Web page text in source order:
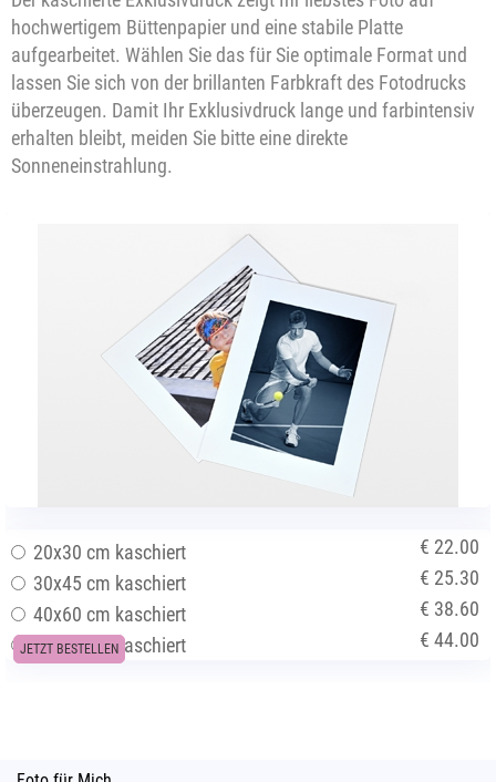
hochwertigem Büttenpapier und eine stabile Platte
aufgearbeitet. Wählen Sie das für Sie optimale Format und
lassen Sie sich von der brillanten Farbkraft des Fotodrucks
überzeugen. Damit Ihr Exklusivdruck lange und farbintensiv
erhalten bleibt, meiden Sie bitte eine direkte
Sonneneinstrahlung.
20x30 cm kaschiert
€ 22.00
30x45 cm kaschiert
€ 25.30
40x60 cm kaschiert
€ 38.60
50x75 cm kaschiert
€ 44.00
JETZT BESTELLEN